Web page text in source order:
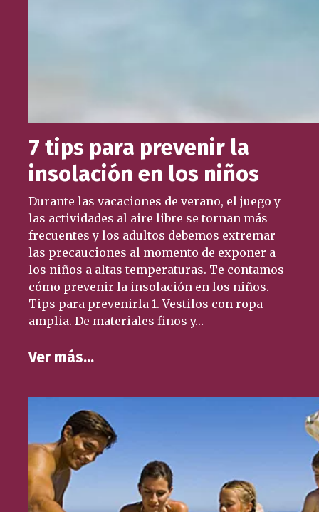
7 tips para prevenir la
insolación en los niños
Durante las vacaciones de verano, el juego y
las actividades al aire libre se tornan más
frecuentes y los adultos debemos extremar
las precauciones al momento de exponer a
los niños a altas temperaturas. Te contamos
cómo prevenir la insolación en los niños.
Tips para prevenirla 1. Vestilos con ropa
amplia. De materiales finos y…
Ver más…